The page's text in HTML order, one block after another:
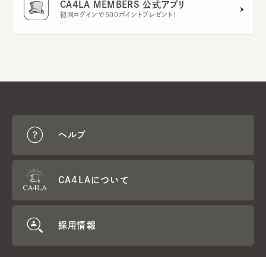
CA4LA MEMBERS 公式アプリ
初回ログインで500ポイントプレゼント！
ヘルプ
CA4LAについて
採用情報